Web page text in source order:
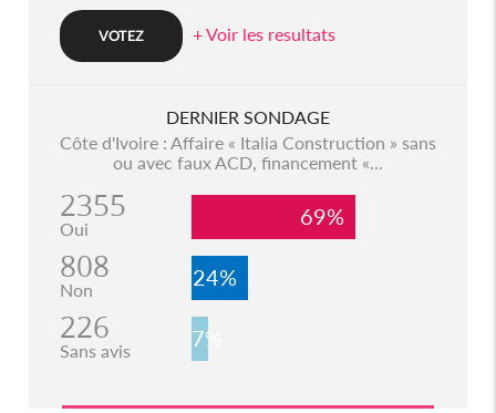
+ Voir les resultats
DERNIER SONDAGE
Côte d'Ivoire : Affaire « Italia Construction » sans
ou avec faux ACD, financement «...
2355
Oui 69%
808
Non 24%
226
Sans avis 7%